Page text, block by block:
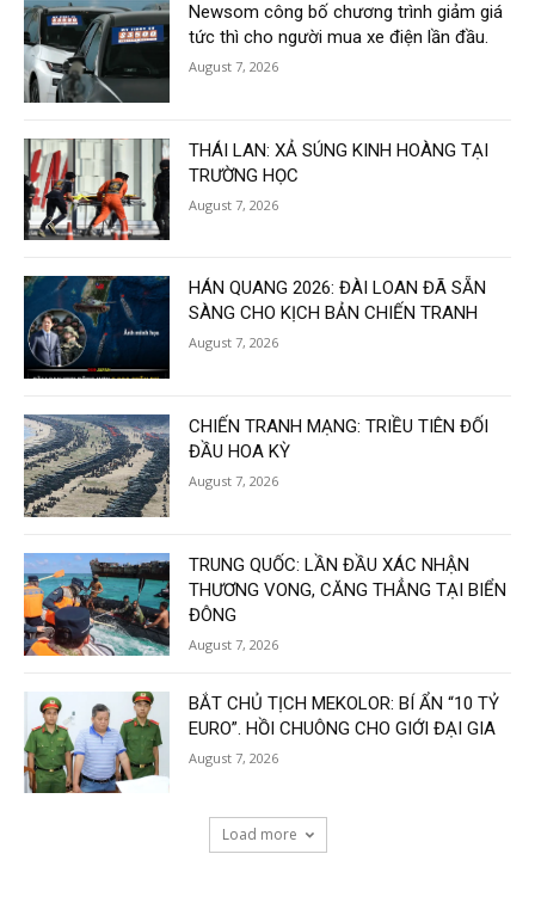
Newsom công bố chương trình giảm giá
tức thì cho người mua xe điện lần đầu.
August 7, 2026
THÁI LAN: XẢ SÚNG KINH HOÀNG TẠI
TRƯỜNG HỌC
August 7, 2026
HÁN QUANG 2026: ĐÀI LOAN ĐÃ SẴN
SÀNG CHO KỊCH BẢN CHIẾN TRANH
August 7, 2026
CHIẾN TRANH MẠNG: TRIỀU TIÊN ĐỐI
ĐẦU HOA KỲ
August 7, 2026
TRUNG QUỐC: LẦN ĐẦU XÁC NHẬN
THƯƠNG VONG, CĂNG THẲNG TẠI BIỂN
ĐÔNG
August 7, 2026
BẮT CHỦ TỊCH MEKOLOR: BÍ ẨN “10 TỶ
EURO”. HỒI CHUÔNG CHO GIỚI ĐẠI GIA
August 7, 2026
Load more